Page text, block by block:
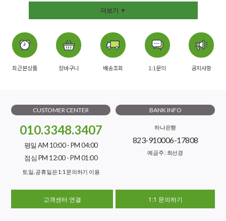
더보기 ▼
최근본상품 장바구니 배송조회 1:1문의 공지사항
CUSTOMER CENTER
010.3348.3407
평일 AM 10:00 - PM 04:00
점심 PM 12:00 - PM 01:00
토,일, 공휴일은 1:1 문의하기 이용
BANK INFO
하나은행
823-910006-17808
예금주 : 최선경
고객센터 연결 1:1 문의하기